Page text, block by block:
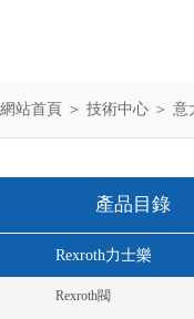
網站首頁 ＞ 技術中心 ＞ 意
產品目錄
Rexroth力士樂
Rexroth閥